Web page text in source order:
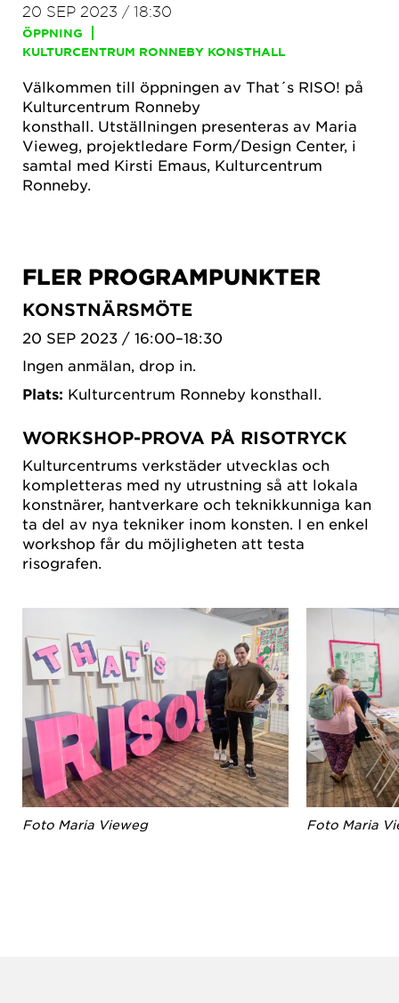
20 SEP 2023 / 18:30
ÖPPNING
KULTURCENTRUM RONNEBY KONSTHALL
Välkommen till öppningen av That´s RISO! på
Kulturcentrum Ronneby
konsthall. Utställningen presenteras av Maria
Vieweg, projektledare Form/Design Center, i
samtal med Kirsti Emaus, Kulturcentrum
Ronneby.
FLER PROGRAMPUNKTER
KONSTNÄRSMÖTE
20 SEP 2023 / 16:00–18:30
Ingen anmälan, drop in.
Plats: Kulturcentrum Ronneby konsthall.
WORKSHOP-PROVA PÅ RISOTRYCK
Kulturcentrums verkstäder utvecklas och
kompletteras med ny utrustning så att lokala
konstnärer, hantverkare och teknikkunniga kan
ta del av nya tekniker inom konsten. I en enkel
workshop får du möjligheten att testa
risografen.
Foto Maria Vieweg Foto Maria